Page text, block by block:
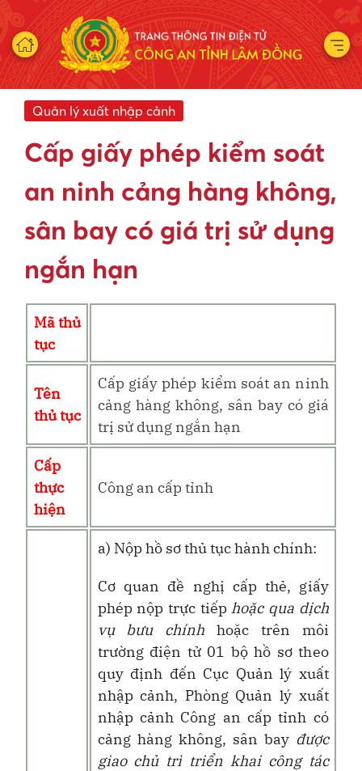
Quản lý xuất nhập cảnh
Cấp giấy phép kiểm soát
an ninh cảng hàng không,
sân bay có giá trị sử dụng
ngắn hạn
Mã thủ
tục
Tên
thủ tục
Cấp giấy phép kiểm soát an ninh
cảng hàng không, sân bay có giá
trị sử dụng ngắn hạn
Cấp
thực
hiện
Công an cấp tỉnh
a) Nộp hồ sơ thủ tục hành chính:
Cơ quan đề nghị cấp thẻ, giấy
phép nộp trực tiếphoặc qua dịch
vụ bưu chính hoặc trên môi
trường điện tử 01 bộ hồ sơ theo
quy định đến Cục Quản lý xuất
nhập cảnh, Phòng Quản lý xuất
nhập cảnh Công an cấp tỉnh có
cảng hàng không, sân bay được
giao chủ trì triển khai công tác